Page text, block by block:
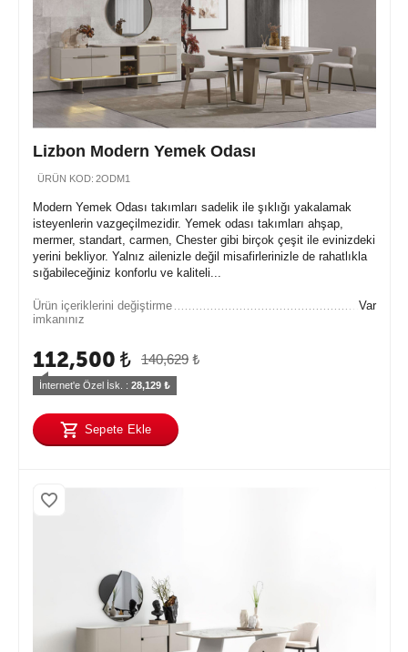
Lizbon Modern Yemek Odası
ÜRÜN KOD: 2ODM1
Modern Yemek Odası takımları sadelik ile şıklığı yakalamak
isteyenlerin vazgeçilmezidir. Yemek odası takımları ahşap,
mermer, standart, carmen, Chester gibi birçok çeşit ile evinizdeki
yerini bekliyor. Yalnız ailenizle değil misafirlerinizle de rahatlıkla
sığabileceğiniz konforlu ve kaliteli...
Ürün içeriklerini değiştirme
imkanınız
Var
140,629 ₺
112,500 ₺
İnternet'e Özel İsk. : 28,129 ₺
Sepete Ekle